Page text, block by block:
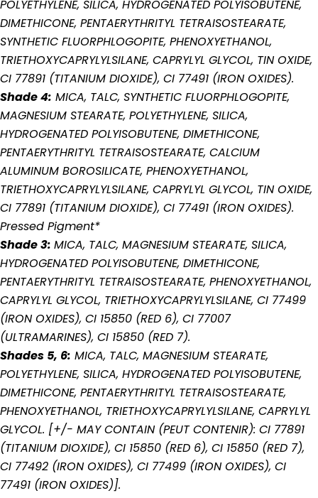
POLYETHYLENE, SILICA, HYDROGENATED POLYISOBUTENE,
DIMETHICONE, PENTAERYTHRITYL TETRAISOSTEARATE,
SYNTHETIC FLUORPHLOGOPITE, PHENOXYETHANOL,
TRIETHOXYCAPRYLYLSILANE, CAPRYLYL GLYCOL, TIN OXIDE,
CI 77891 (TITANIUM DIOXIDE), CI 77491 (IRON OXIDES).
Shade 4: MICA, TALC, SYNTHETIC FLUORPHLOGOPITE,
MAGNESIUM STEARATE, POLYETHYLENE, SILICA,
HYDROGENATED POLYISOBUTENE, DIMETHICONE,
PENTAERYTHRITYL TETRAISOSTEARATE, CALCIUM
ALUMINUM BOROSILICATE, PHENOXYETHANOL,
TRIETHOXYCAPRYLYLSILANE, CAPRYLYL GLYCOL, TIN OXIDE,
CI 77891 (TITANIUM DIOXIDE), CI 77491 (IRON OXIDES).
Pressed Pigment*
Shade 3: MICA, TALC, MAGNESIUM STEARATE, SILICA,
HYDROGENATED POLYISOBUTENE, DIMETHICONE,
PENTAERYTHRITYL TETRAISOSTEARATE, PHENOXYETHANOL,
CAPRYLYL GLYCOL, TRIETHOXYCAPRYLYLSILANE, CI 77499
(IRON OXIDES), CI 15850 (RED 6), CI 77007
(ULTRAMARINES), CI 15850 (RED 7).
Shades 5, 6: MICA, TALC, MAGNESIUM STEARATE,
POLYETHYLENE, SILICA, HYDROGENATED POLYISOBUTENE,
DIMETHICONE, PENTAERYTHRITYL TETRAISOSTEARATE,
PHENOXYETHANOL, TRIETHOXYCAPRYLYLSILANE, CAPRYLYL
GLYCOL. [+/- MAY CONTAIN (PEUT CONTENIR): CI 77891
(TITANIUM DIOXIDE), CI 15850 (RED 6), CI 15850 (RED 7),
CI 77492 (IRON OXIDES), CI 77499 (IRON OXIDES), CI
77491 (IRON OXIDES)].
Condividi questo prodotto
Condividere
Copia
Condividi
su
Facebook
Condividi
su
X
Fai una domanda
Il
tuo
nome
tua
email
tuo
telefono
Il
messaggio
Invia Domanda